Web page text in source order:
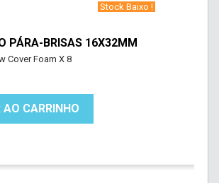
‎ Stock Baixo !‎ ‎
PÁRA-BRISAS 16X32MM
Cover Foam X 8
CARRINHO